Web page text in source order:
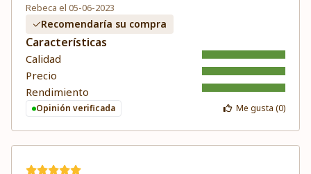
Rebeca el 05-06-2023
Recomendaría su compra
Características
Calidad
Precio
Rendimiento
Opinión verificada Me gusta (0)